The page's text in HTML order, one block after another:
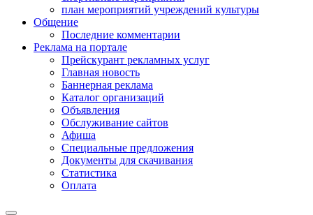
план мероприятий учреждений культуры
Общение
Последние комментарии
Реклама на портале
Прейскурант рекламных услуг
Главная новость
Баннерная реклама
Каталог организаций
Объявления
Обслуживание сайтов
Афиша
Специальные предложения
Документы для скачивания
Статистика
Оплата